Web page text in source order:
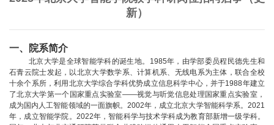
新）
一、院系简介
北京大学是全球智能学科的诞生地。1985年，由学部委员程民德先生和
石青云院士发起，以北京大学数学系、计算机系、无线电系为主体，联合全校
十余个系所，利用北京大学综合学科优势成立信息科学中心，并于1988年建立
了北京大学第一个国家重点实验室——视觉与听觉信息处理国家重点实验室，
成为国内人工智能领域的一面旗帜。2002年，成立北京大学智能科学系。2021
年，成立智能学院。2022年，智能科学与技术学科成为教育部新增一级学科。